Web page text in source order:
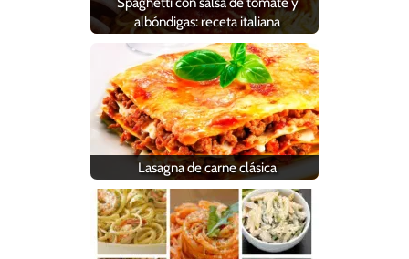
albóndigas: receta italiana
Lasagna de carne clásica